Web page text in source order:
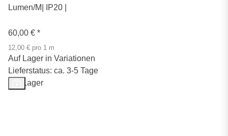
Lumen/M| IP20 |
60,00 € *
12,00 € pro 1 m
Auf Lager in Variationen
Lieferstatus: ca. 3-5 Tage
Auf Lager